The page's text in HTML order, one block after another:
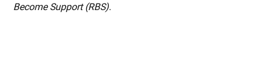
Become Support (RBS).